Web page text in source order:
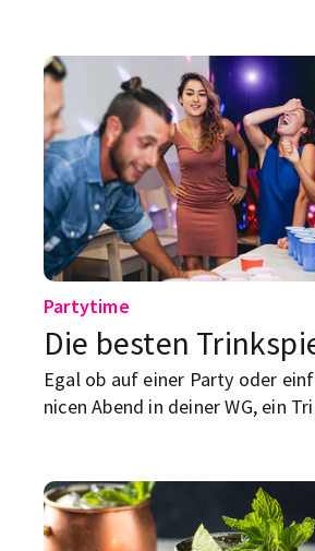
Partytime
Die besten
Egal ob auf einer Party oder
nicen Abend in deiner WG, ein